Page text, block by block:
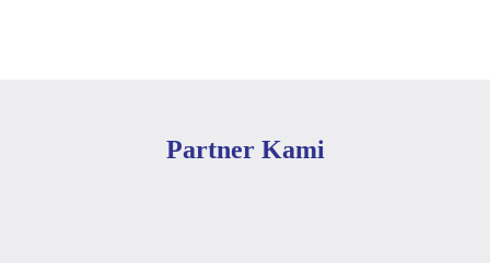
Partner Kami